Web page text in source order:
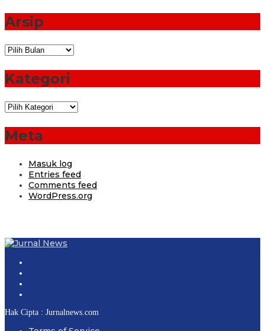
Arsip
Arsip
Kategori
Kategori
Meta
Masuk log
Entries feed
Comments feed
WordPress.org
Hak Cipta : Jurnalnews.com